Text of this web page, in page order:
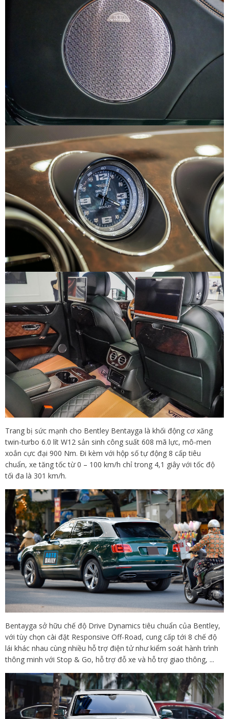
Trang bị sức mạnh cho Bentley Bentayga là khối động cơ xăng
twin-turbo 6.0 lít W12 sản sinh công suất 608 mã lực, mô-men
xoắn cực đại 900 Nm. Đi kèm với hộp số tự động 8 cấp tiêu
chuẩn, xe tăng tốc từ 0 – 100 km/h chỉ trong 4,1 giây với tốc độ
tối đa là 301 km/h.
Bentayga sở hữu chế độ Drive Dynamics tiêu chuẩn của Bentley,
với tùy chọn cài đặt Responsive Off-Road, cung cấp tới 8 chế độ
lái khác nhau cùng nhiều hỗ trợ điện tử như kiểm soát hành trình
thông minh với Stop & Go, hỗ trợ đỗ xe và hỗ trợ giao thông, ...